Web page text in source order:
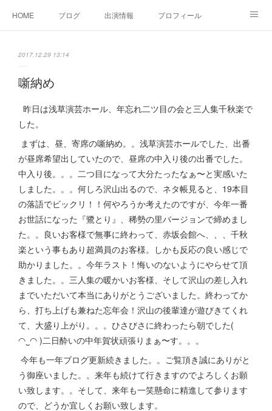
HOME ブログ 出演情報 プロフィール
2017.12.29 13:14
噺納め
昨日は浅草演芸ホール、年忘れ二ツ目の会と三人集千秋楽で
した。
まずは、昼、寄席の噺納め。。浅草演芸ホールでした、出番
が昼席希望出していたので、昼席の中入り後の出番でした。
中入り後。。。二つ目になって大分たったなぁ〜と実感いた
しました。。。何しろ沢山出るので、ネタ帳見ると、19本目
の落語でビックリ！！何やろうか考えたのですが、今年一番
お世話になった『鷺とり』、稀勢の里バージョンで締めまし
た。。良いお客様で無事に終わって、赤坂会館へ、、、千秋
楽という事もあり超満員のお客様。しかも反応の良い感じで
助かりました。。今年ラスト！悔いのないようにやらせて頂
きました。。三人集の暖かいお客様、そして沢山の差し入れ
までいただいて本当にありがとうございました。終わってか
ら、打ち上げも兼ねた忘年会！沢山の後輩達が遊びきてくれ
て、大盛り上がり。。。ひさびさに終わったら朝でした(
◠‿◠ )二日酔いの中年賀状頑張りまぁ〜す。。。
今年も一年ブログ更新続きました。。ご覧頂き誠にありがと
う御座いました。。来年も続けて行きますのでよろしくお願
い致します。。そして、来年も一笑懸命に精進して参ります
ので、どうか宜しくお願い致します。